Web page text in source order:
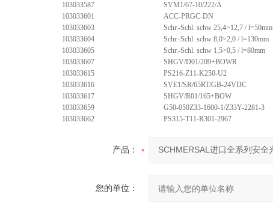
103033587
SVM1/67-10/222/A
103033601
ACC-PRGC-DN
103033603
Schr.-Schl. schw 25,4>12,7 / l=50mm
103033604
Schr.-Schl. schw 8,0>2,0 / l=130mm
103033605
Schr.-Schl. schw 1,5>0,5 / l=80mm
103033607
SHGV/D01/209+BOWR
103033615
PS216-Z11-K250-U2
103033616
SVE1/SR/65RT/GB-24VDC
103033617
SHGV/R01/165+BOW
103033659
G50-050Z33-1600-1/Z33Y-2281-3
103033662
PS315-T11-R301-2967
产品：
您的单位：